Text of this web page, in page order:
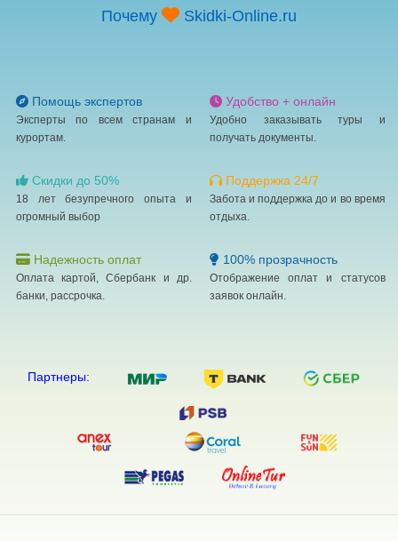
Почему Skidki-Online.ru
Помощь экспертов
Эксперты по всем странам и
курортам.
Удобство + онлайн
Удобно заказывать туры и
получать документы.
Скидки до 50%
18 лет безупречного опыта и
огромный выбор
Поддержка 24/7
Забота и поддержка до и во время
отдыха.
Надежность оплат
Оплата картой, Сбербанк и др.
банки, рассрочка.
100% прозрачность
Отображение оплат и статусов
заявок онлайн.
Партнеры: